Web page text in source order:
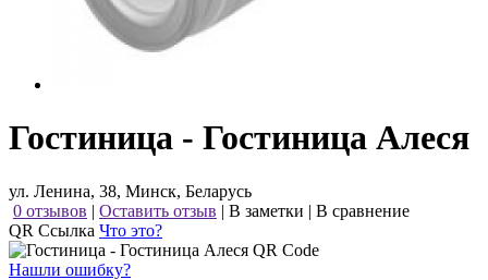
Гостиница - Гостиница Алеся
ул. Ленина, 38, Минск, Беларусь
0 отзывов | Оставить отзыв | В заметки | В сравнение
QR Ссылка Что это?
Нашли ошибку?